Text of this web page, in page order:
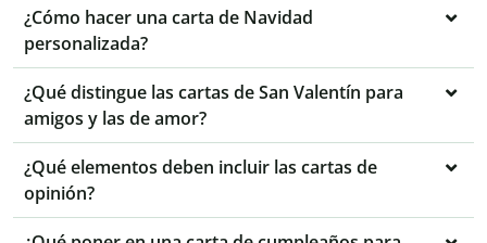
¿Cómo hacer una carta de Navidad
personalizada?
¿Qué distingue las cartas de San Valentín para
amigos y las de amor?
¿Qué elementos deben incluir las cartas de
opinión?